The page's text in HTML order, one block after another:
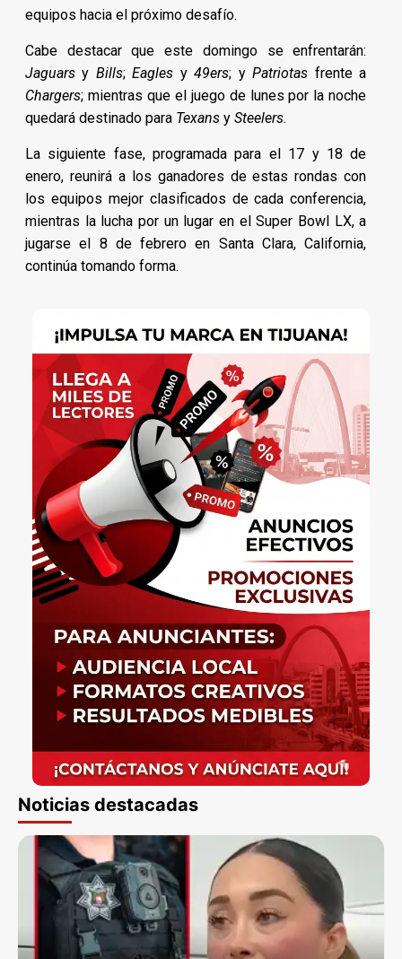
equipos hacia el próximo desafío.
Cabe destacar que este domingo se enfrentarán:
Jaguars y Bills;Eagles y49ers; yPatriotas frente a
Chargers; mientras que el juego de lunes por la noche
quedará destinado para Texans y Steelers.
La siguiente fase, programada para el 17 y 18 de
enero, reunirá a los ganadores de estas rondas con
los equipos mejor clasificados de cada conferencia,
mientras la lucha por un lugar en el Super Bowl LX, a
jugarse el 8 de febrero en Santa Clara, California,
continúa tomando forma.
Noticias destacadas